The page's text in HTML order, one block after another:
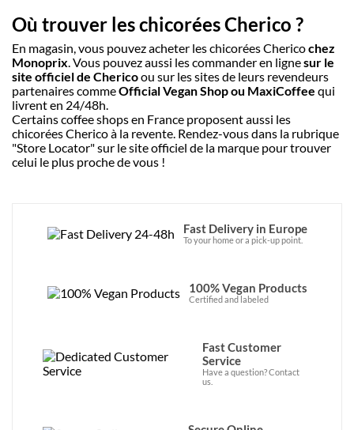
Où trouver les chicorées Cherico ?
En magasin, vous pouvez acheter les chicorées Chericochez
Monoprix. Vous pouvez aussi les commander en lignesur le
site officiel de Chericoou sur les sites de leurs revendeurs
partenaires commeOfficial Vegan Shop ou MaxiCoffee qui
livrent en 24/48h.
Certains coffee shops en France proposent aussi les
chicorées Cherico à la revente. Rendez-vous dans la rubrique
"Store Locator" sur le site officiel de la marque pour trouver
celui le plus proche de vous !
Fast Delivery in Europe
To your home or a pick-up point.
100% Vegan Products
Certified and labeled
Fast Customer
Service
Have a question? Contact
us.